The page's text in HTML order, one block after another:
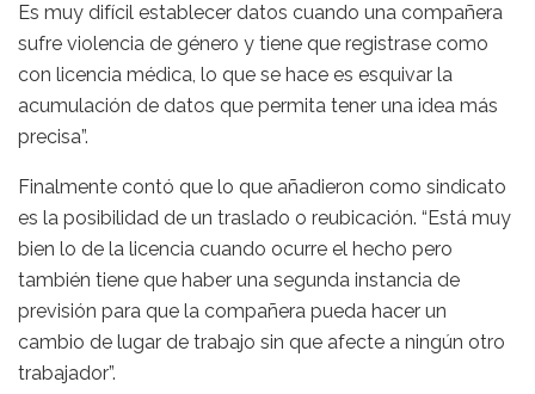
Es muy difícil establecer datos cuando una compañera
sufre violencia de género y tiene que registrase como
con licencia médica, lo que se hace es esquivar la
acumulación de datos que permita tener una idea más
precisa”.
Finalmente contó que lo que añadieron como sindicato
es la posibilidad de un traslado o reubicación. “Está muy
bien lo de la licencia cuando ocurre el hecho pero
también tiene que haber una segunda instancia de
previsión para que la compañera pueda hacer un
cambio de lugar de trabajo sin que afecte a ningún otro
trabajador”.